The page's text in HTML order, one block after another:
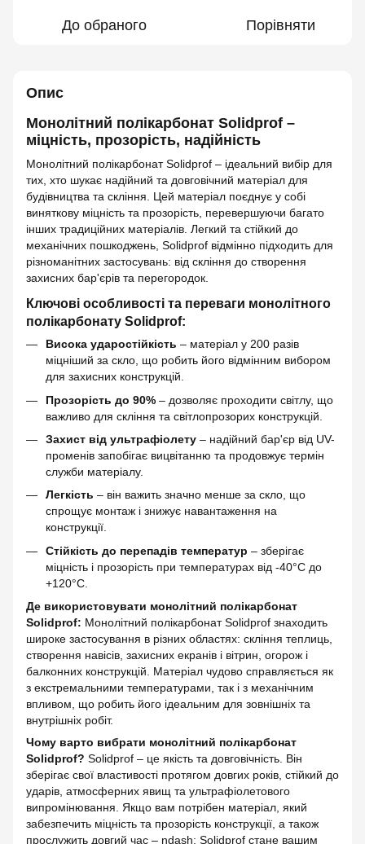
До обраного Порівняти
Опис
Монолітний полікарбонат Solidprof –
міцність, прозорість, надійність
Монолітний полікарбонат Solidprof – ідеальний вибір для
тих, хто шукає надійний та довговічний матеріал для
будівництва та скління. Цей матеріал поєднує у собі
виняткову міцність та прозорість, перевершуючи багато
інших традиційних матеріалів. Легкий та стійкий до
механічних пошкоджень, Solidprof відмінно підходить для
різноманітних застосувань: від скління до створення
захисних бар'єрів та перегородок.
Ключові особливості та переваги монолітного
полікарбонату Solidprof:
Висока ударостійкість – матеріал у 200 разів
міцніший за скло, що робить його відмінним вибором
для захисних конструкцій.
Прозорість до 90% – дозволяє проходити світлу, що
важливо для скління та світлопрозорих конструкцій.
Захист від ультрафіолету – надійний бар'єр від UV-
променів запобігає вицвітанню та продовжує термін
служби матеріалу.
Легкість – він важить значно менше за скло, що
спрощує монтаж і знижує навантаження на
конструкції.
Стійкість до перепадів температур – зберігає
міцність і прозорість при температурах від -40°C до
+120°C.
Де використовувати монолітний полікарбонат
Solidprof: Монолітний полікарбонат Solidprof знаходить
широке застосування в різних областях: скління теплиць,
створення навісів, захисних екранів і вітрин, огорож і
балконних конструкцій. Матеріал чудово справляється як
з екстремальними температурами, так і з механічним
впливом, що робить його ідеальним для зовнішніх та
внутрішніх робіт.
Чому варто вибрати монолітний полікарбонат
Solidprof? Solidprof – це якість та довговічність. Він
зберігає свої властивості протягом довгих років, стійкий до
ударів, атмосферних явищ та ультрафіолетового
випромінювання. Якщо вам потрібен матеріал, який
забезпечить міцність та прозорість конструкції, а також
прослужить довгий час – ndash; Solidprof стане вашим